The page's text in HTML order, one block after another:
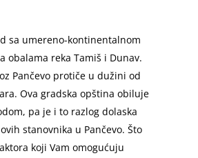
sa umereno-kontinentalnom
obalama reka Tamiš i Dunav.
Pančevo protiče u dužini od
Ova gradska opština obiluje
pa je i to razlog dolaska
stanovnika u Pančevo. Što
koji Vam omogućuju